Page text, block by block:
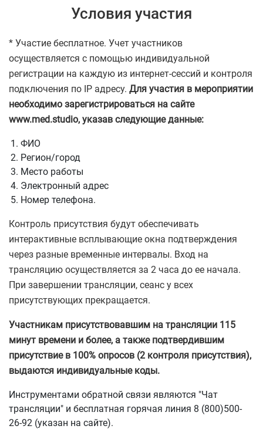
Условия участия
* Участие бесплатное. Учет участников
осуществляется с помощью индивидуальной
регистрации на каждую из интернет-сессий и контроля
подключения по IP адресу. Для участия в мероприятии
необходимо зарегистрироваться на сайте
www.med.studio, указав следующие данные:
ФИО
Регион/город
Место работы
Электронный адрес
Номер телефона.
Контроль присутствия будут обеспечивать
интерактивные всплывающие окна подтверждения
через разные временные интервалы. Вход на
трансляцию осуществляется за 2 часа до ее начала.
При завершении трансляции, сеанс у всех
присутствующих прекращается.
Участникам присутствовавшим на трансляции 115
минут времени и более, а также подтвердившим
присутствие в 100% опросов (2 контроля присутствия),
выдаются индивидуальные коды.
Инструментами обратной связи являются "Чат
трансляции" и бесплатная горячая линия 8 (800)500-
26-92 (указан на сайте).